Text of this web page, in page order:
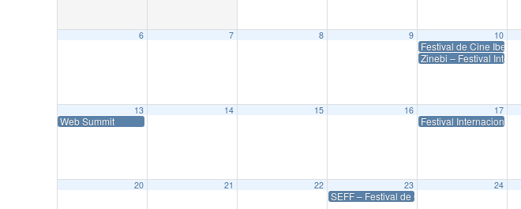
6 7 8 9 10
Festival de Cine
Zinebi – Festival
13
Web Summit
14 15 16 17
Festival Internacional
20 21 22 23
SEFF – Festival de Cine Europeo de Sevilla
24